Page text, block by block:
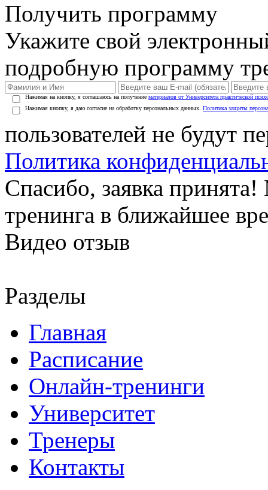
Получить программу
Укажите свой
подробную программу
Нажимая на кнопку, я соглашаюсь на получение материалов от Университета практической
Нажимая кнопку, я даю согласие на обработку персональных данных. Политика защиты
пользователей не будут
Политика
Спасибо, заявка
тренинга в ближайшее
Видео отзыв
Разделы
Главная
Расписание
Онлайн-тренинги
Университет
Тренеры
Контакты